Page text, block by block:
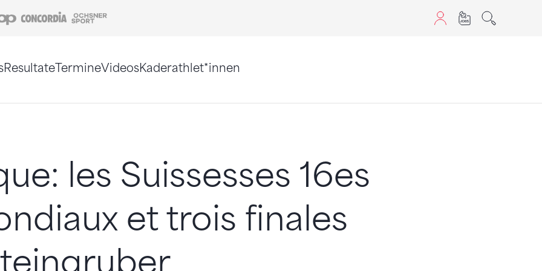
Coop Concordia
ResultateTermineVideosKaderathlet*innen
les Suissesses 16es
et trois finales